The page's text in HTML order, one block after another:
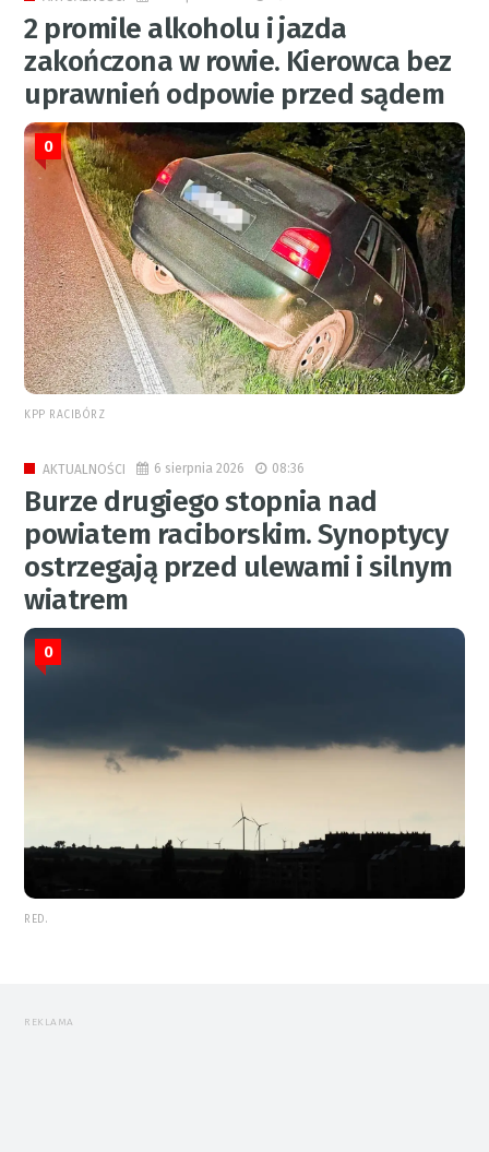
2 promile alkoholu i jazda
zakończona w rowie. Kierowca bez
uprawnień odpowie przed sądem
0
KPP RACIBÓRZ
AKTUALNOŚCI 6 sierpnia 2026 08:36
Burze drugiego stopnia nad
powiatem raciborskim. Synoptycy
ostrzegają przed ulewami i silnym
wiatrem
0
RED.
REKLAMA